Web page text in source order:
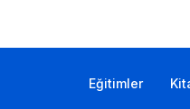
Eğitimler